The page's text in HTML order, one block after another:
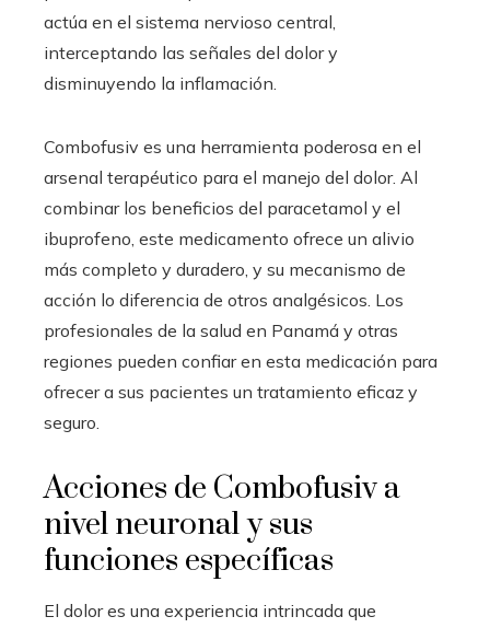
actúa en el sistema nervioso central,
interceptando las señales del dolor y
disminuyendo la inflamación.
Combofusiv es una herramienta poderosa en el
arsenal terapéutico para el manejo del dolor. Al
combinar los beneficios del paracetamol y el
ibuprofeno, este medicamento ofrece un alivio
más completo y duradero, y su mecanismo de
acción lo diferencia de otros analgésicos. Los
profesionales de la salud en Panamá y otras
regiones pueden confiar en esta medicación para
ofrecer a sus pacientes un tratamiento eficaz y
seguro.
Acciones de Combofusiv a
nivel neuronal y sus
funciones específicas
El dolor es una experiencia intrincada que